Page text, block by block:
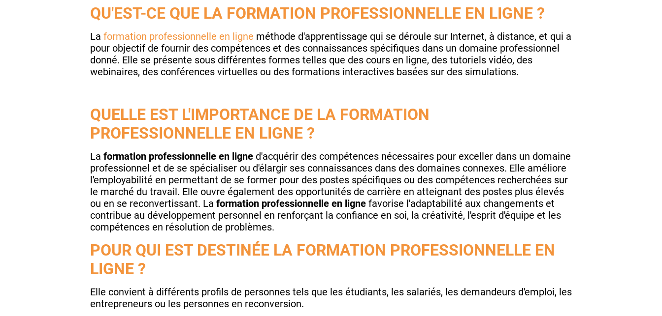
QU'EST-CE QUE LA FORMATION PROFESSIONNELLE EN LIGNE ?
La formation professionnelle en ligne méthode d'apprentissage qui se déroule sur Internet, à distance, et qui a
pour objectif de fournir des compétences et des connaissances spécifiques dans un domaine professionnel
donné. Elle se présente sous différentes formes telles que des cours en ligne, des tutoriels vidéo, des
webinaires, des conférences virtuelles ou des formations interactives basées sur des simulations.
QUELLE EST L'IMPORTANCE DE LA FORMATION
PROFESSIONNELLE EN LIGNE ?
La formation professionnelle en ligne d'acquérir des compétences nécessaires pour exceller dans un domaine
professionnel et de se spécialiser ou d'élargir ses connaissances dans des domaines connexes. Elle améliore
l'employabilité en permettant de se former pour des postes spécifiques ou des compétences recherchées sur
le marché du travail. Elle ouvre également des opportunités de carrière en atteignant des postes plus élevés
ou en se reconvertissant. La formation professionnelle en ligne favorise l'adaptabilité aux changements et
contribue au développement personnel en renforçant la confiance en soi, la créativité, l'esprit d'équipe et les
compétences en résolution de problèmes.
POUR QUI EST DESTINÉE LA FORMATION PROFESSIONNELLE EN
LIGNE ?
Elle convient à différents profils de personnes tels que les étudiants, les salariés, les demandeurs d'emploi, les
entrepreneurs ou les personnes en reconversion.